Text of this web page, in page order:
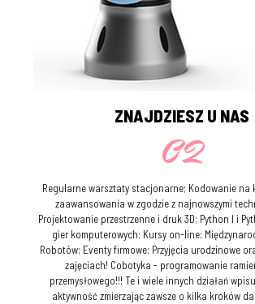
ZNAJDZIESZ U NAS
02
Regularne warsztaty stacjonarne; Kodowanie na
zaawansowania w zgodzie z najnowszymi
Projektowanie przestrzenne i druk 3D; Python I i
gier komputerowych; Kursy on-line;
Robotów; Eventy firmowe; Przyjęcia urodzinowe
zajęciach! Cobotyka - programowanie
przemysłowego!!! Te i wiele innych działań
aktywność zmierzając zawsze o kilka kroków